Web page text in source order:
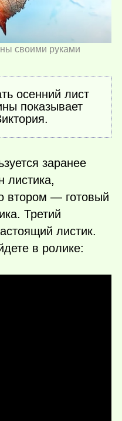
своими руками
осенний лист
показывает
заранее
листика,
втором — готовый
Третий
листик.
в ролике: